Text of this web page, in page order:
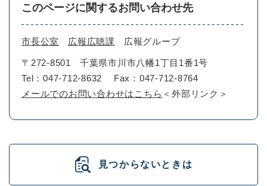
このページに関するお問い合わせ先
市長公室 広報広聴課 広報グループ
〒272-8501
千葉県市川市八幡1丁目1番1号
Tel：047-712-8632
Fax：047-712-8764
メールでのお問い合わせはこちら ＜外部リンク＞
見つからないときは